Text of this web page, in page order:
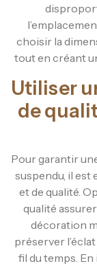
choisir la
tout en créant
Utiliser
de
Pour garantir
suspendu, il est
et de qualité.
qualité
décoration
préserver
fil du temps.